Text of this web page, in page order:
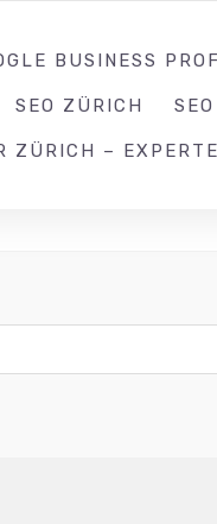
BUSINESS
SEO ZÜRICH
ZÜRICH –